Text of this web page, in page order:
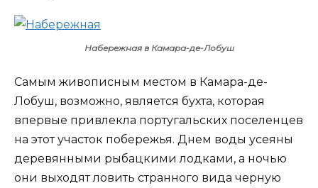
Набережная в Камара-де-Лобуш
Самым живописным местом в Камара-де-
Лобуш, возможно, является бухта, которая
впервые привлекла португальских поселенцев
на этот участок побережья. Днем воды усеяны
деревянными рыбацкими лодками, а ночью
они выходят ловить странного вида черную